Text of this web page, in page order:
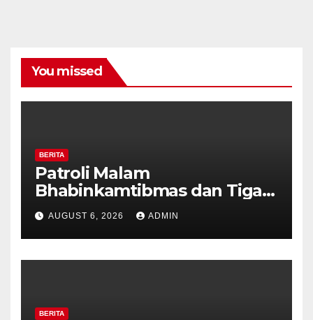
You missed
BERITA
Patroli Malam
Bhabinkamtibmas dan Tiga
Pilar Kelurahan Ungaran
Perkuat Kamtibmas, Warga
Diajak Aktifkan Ronda
AUGUST 6, 2026 ADMIN
BERITA